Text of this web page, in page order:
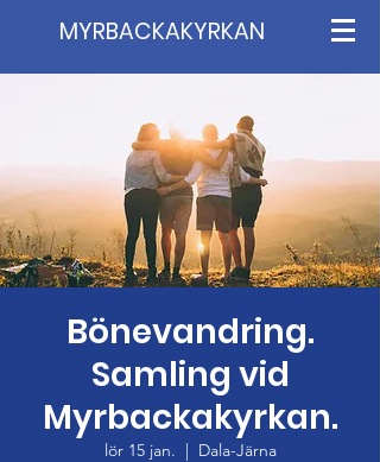
MYRBACKAKYRKAN
Bönevandring.
Samling vid
Myrbackakyrkan.
lör 15 jan.
  |
Dala-Järna